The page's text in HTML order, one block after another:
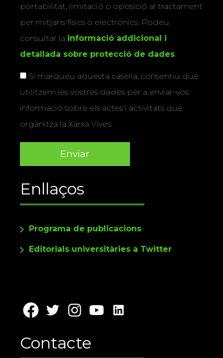
portabilitat, limitació o oposició al tractament
per mitjans físics o electrònics. Podeu
consultar la informació addicional i
detallada sobre protecció de dades.
Si marqueu aquesta casella, consentiu que
utilitzem les vostres dades per a enviar-vos
informació sobre els actes i activitats que
organitza la Xarxa Vives.
Enllaços
Programa de publicacions
Editorials universitàries a Twitter
Contacte